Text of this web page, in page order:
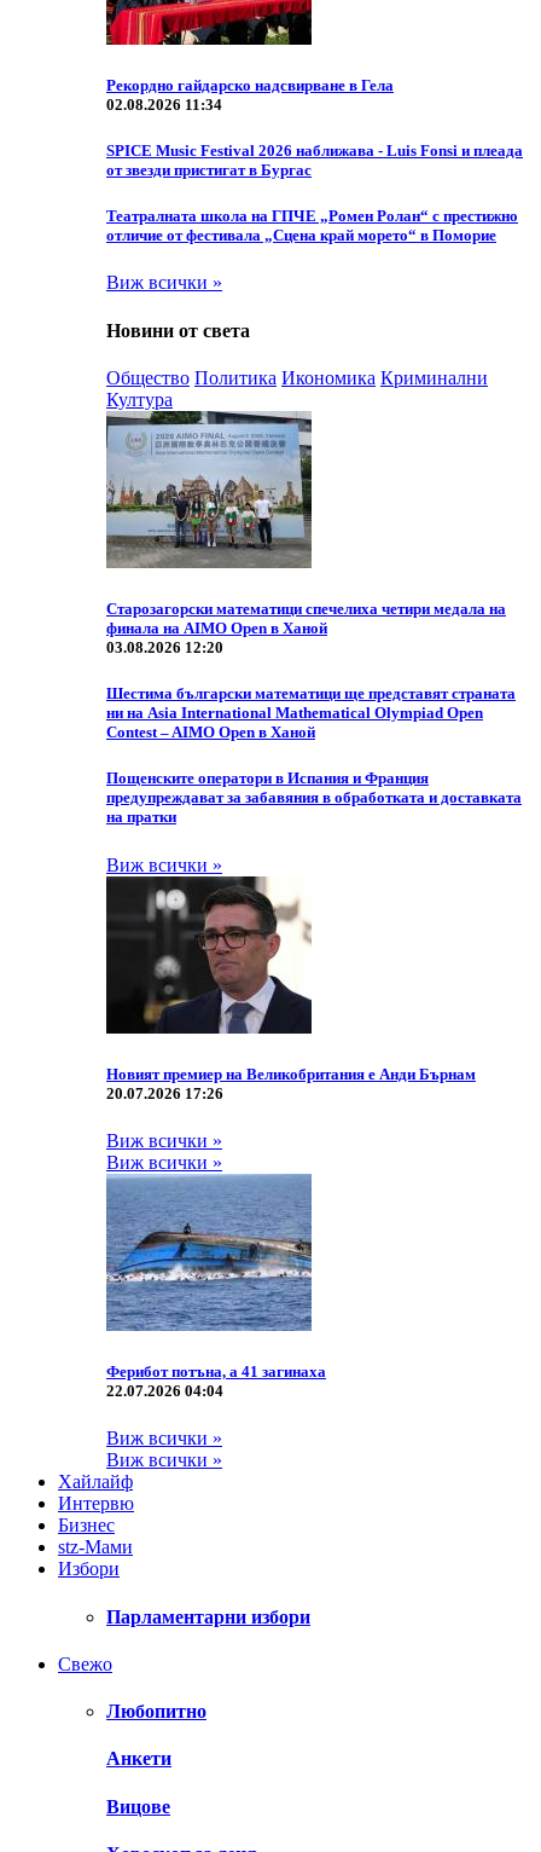
Рекордно гайдарско надсвирване в Гела
02.08.2026 11:34
SPICE Music Festival 2026 наближава - Luis Fonsi и плеада
от звезди пристигат в Бургас
Театралната школа на ГПЧЕ „Ромен Ролан“ с престижно
отличие от фестивала „Сцена край морето“ в Поморие
Виж всички »
Новини от света
Общество Политика Икономика Криминални
Култура
Старозагорски математици спечелиха четири медала на
финала на AIMO Open в Ханой
03.08.2026 12:20
Шестима български математици ще представят страната
ни на Asia International Mathematical Olympiad Open
Contest – AIMO Open в Ханой
Пощенските оператори в Испания и Франция
предупреждават за забавяния в обработката и доставката
на пратки
Виж всички »
Новият премиер на Великобритания е Анди Бърнам
20.07.2026 17:26
Виж всички »
Виж всички »
Ферибот потъна, а 41 загинаха
22.07.2026 04:04
Виж всички »
Виж всички »
Хайлайф
Интервю
Бизнес
stz-Мами
Избори
Парламентарни избори
Свежо
Любопитно
Анкети
Вицове